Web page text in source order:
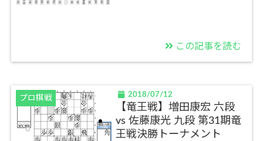
この記事を読む
プロ棋戦 2018/07/12
【竜王戦】増田康宏 六段
vs 佐藤康光 九段 第31期竜
王戦決勝トーナメント